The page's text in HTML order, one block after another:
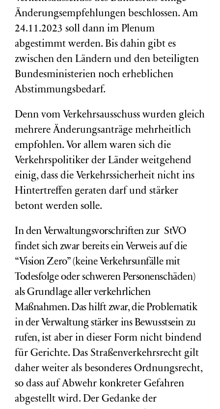
Änderungsempfehlungen beschlossen. Am
24.11.2023 soll dann im Plenum
abgestimmt werden. Bis dahin gibt es
zwischen den Ländern und den beteiligten
Bundesministerien noch erheblichen
Abstimmungsbedarf.
Denn vom Verkehrsausschuss wurden gleich
mehrere Änderungsanträge mehrheitlich
empfohlen. Vor allem waren sich die
Verkehrspolitiker der Länder weitgehend
einig, dass die Verkehrssicherheit nicht ins
Hintertreffen geraten darf und stärker
betont werden solle.
In den Verwaltungsvorschriften zur StVO
findet sich zwar bereits ein Verweis auf die
“Vision Zero” (keine Verkehrsunfälle mit
Todesfolge oder schweren Personenschäden)
als Grundlage aller verkehrlichen
Maßnahmen. Das hilft zwar, die Problematik
in der Verwaltung stärker ins Bewusstsein zu
rufen,ist aber in dieser Form nicht bindend
für Gerichte. Das Straßenverkehrsrecht gilt
daher weiter als besonderes Ordnungsrecht,
so dass auf Abwehr konkreter Gefahren
abgestellt wird. Der Gedanke der